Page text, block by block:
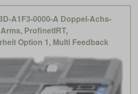
A1F3-0000-A Doppel-Achs-
ProfinetIRT,
Option 1, Multi Feedback